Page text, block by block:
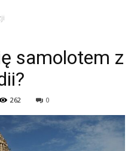
samolotem z
262 0